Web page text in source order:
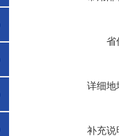
省
详细地
补充说